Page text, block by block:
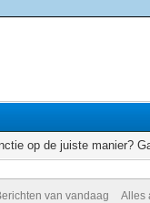
op de juiste manier?
van vandaag Alles